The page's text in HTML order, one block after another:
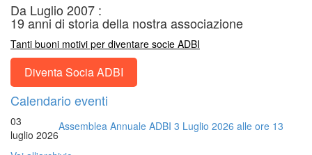
Da Luglio 2007 :
19 anni di storia della nostra associazione
Tanti buoni motivi per diventare socie ADBI
Diventa Socia ADBI
Calendario eventi
03
luglio 2026
Assemblea Annuale ADBI 3 Luglio 2026 alle ore 13